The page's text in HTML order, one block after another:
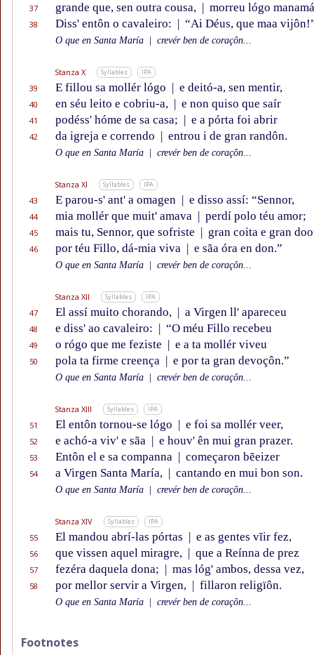
37 grande que, sen outra cousa, | morreu lógo
38 Diss' entôn o cavaleiro: | “Ai Déus, que maa
O que en Santa María crevér ben de coraçôn...
Stanza X Syllables IPA
39 E fillou sa mollér lógo | e deitó-a, sen mentir,
40 en séu leito e cobriu-a, | e non quiso que saír
41 podéss' hóme de sa casa; | e a pórta foi abrir
42 da igreja e correndo | entrou i de gran randôn.
O que en Santa María crevér ben de coraçôn...
Stanza XI Syllables IPA
43 E parou-s' ant' a omagen | e disso assí: “Sennor,
44 mia mollér que muit' amava | perdí polo téu amor;
45 mais tu, Sennor, que sofriste | gran coita e gran
46 por téu Fillo, dá-mia viva | e sãa óra en don.”
O que en Santa María crevér ben de coraçôn...
Stanza XII Syllables IPA
47 El assí muito chorando, | a Virgen ll' apareceu
48 e diss' ao cavaleiro: | “O méu Fillo recebeu
49 o rógo que me feziste | e a ta mollér viveu
50 pola ta firme creença | e por ta gran devoçôn.”
O que en Santa María crevér ben de coraçôn...
Stanza XIII Syllables IPA
51 El entôn tornou-se lógo | e foi sa mollér veer,
52 e achó-a viv' e sãa | e houv' ên mui gran prazer.
53 Entôn el e sa companna | começaron bẽeizer
54 a Virgen Santa María, | cantando en mui bon son.
O que en Santa María crevér ben de coraçôn...
Stanza XIV Syllables IPA
55 El mandou abrí-las pórtas | e as gentes vĩir fez,
56 que vissen aquel miragre, | que a Reínna de prez
57 fezéra daquela dona; | mas lóg' ambos, dessa vez,
58 por mellor servir a Virgen, | fillaron religïôn.
O que en Santa María crevér ben de coraçôn...
Footnotes